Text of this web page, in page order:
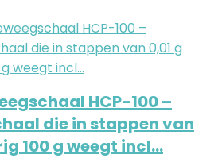
HCP-100 –
die in stappen van
100 g weegt incl…